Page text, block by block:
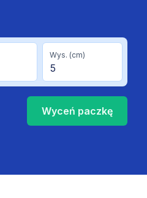
Wys. (cm)
Wyceń paczkę